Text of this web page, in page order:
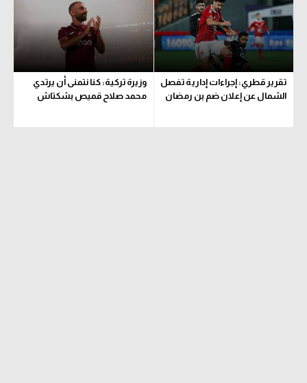
تحليل في الجول
حكايات في الجول
كويز في الجول
فيديو في الجول
حكايات في الجول
كويز في الجول
فيديو في الجول
تقرير قطري: إجراءات إدارية تفصل
الشمال عن إعلان ضم بن رمضان
وزيرة تركية: كنا نتمنى أن يرتدي
محمد صلاح قميص بشكتاش